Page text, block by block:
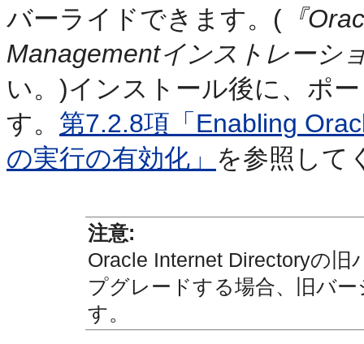
バーライドできます。( 『
Managementインストレーシ
い。)インストール後に、ポ
す。 第7.2.8項「Enabling
の実行の有効化」 を参照して
注意:
Oracle Internet Directoryの
プグレードする場合、旧バ
す。